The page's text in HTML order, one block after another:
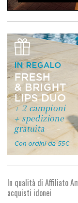
In qualità di Affiliato
acquisti idonei